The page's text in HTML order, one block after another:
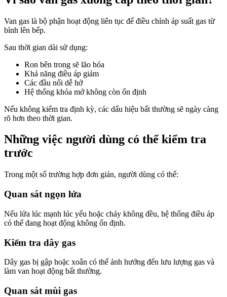
Van gas là bộ phận hoạt động liên tục để điều chỉnh áp suất gas từ
bình lên bếp.
Sau thời gian dài sử dụng:
Ron bên trong sẽ lão hóa
Khả năng điều áp giảm
Các đầu nối dễ hở
Hệ thống khóa mở không còn ổn định
Nếu không kiểm tra định kỳ, các dấu hiệu bất thường sẽ ngày càng
rõ hơn theo thời gian.
Những việc người dùng có thể kiểm tra
trước
Trong một số trường hợp đơn giản, người dùng có thể:
Quan sát ngọn lửa
Nếu lửa lúc mạnh lúc yếu hoặc cháy không đều, hệ thống điều áp
có thể đang hoạt động không ổn định.
Kiểm tra dây gas
Dây gas bị gập hoặc xoắn có thể ảnh hưởng đến lưu lượng gas và
làm van hoạt động bất thường.
Quan sát mùi gas